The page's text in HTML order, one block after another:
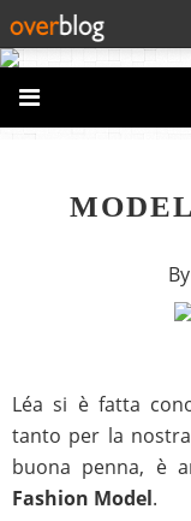
Léa si è fatta
tanto per la
buona penna, è
Fashion Model.